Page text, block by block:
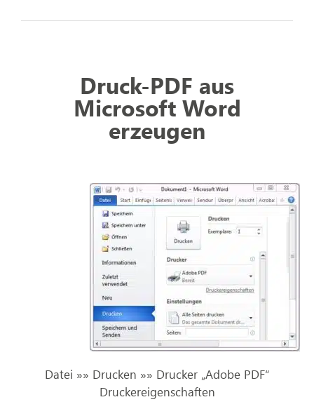
Druck-PDF aus
Microsoft Word
erzeugen
Datei »» Drucken »» Drucker „Adobe PDF“
Druckereigenschaften